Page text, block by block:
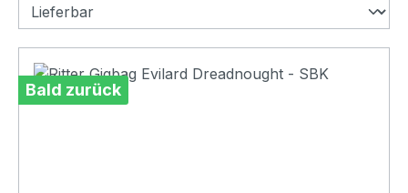
Bald zurück